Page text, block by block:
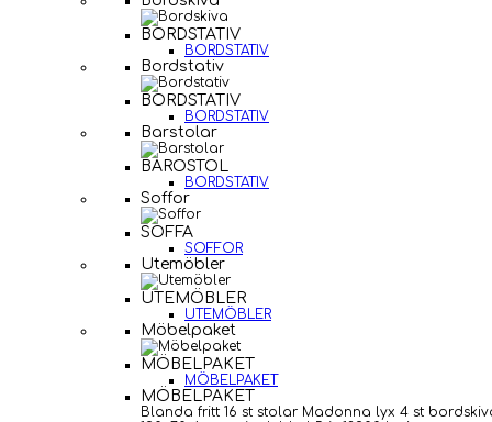
BORDSTATIV
BORDSTATIV
Bordstativ
BORDSTATIV
BORDSTATIV
Barstolar
BAROSTOL
BORDSTATIV
Soffor
SOFFA
SOFFOR
Utemöbler
UTEMÖBLER
UTEMÖBLER
Möbelpaket
MÖBELPAKET
MÖBELPAKET
MÖBELPAKET
Blanda fritt 16 st stolar Madonna lyx 4 st